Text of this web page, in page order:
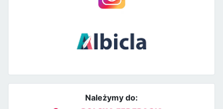
Należymy do: